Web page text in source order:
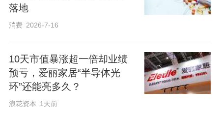
落地
消费 2026-7-16
10天市值暴涨超一倍却业绩
预亏，爱丽家居“半导体光
环”还能亮多久？
浪花资本 1天前